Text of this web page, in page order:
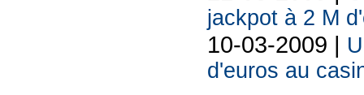
jackpot à 2 M
10-03-2009 |
d'euros au